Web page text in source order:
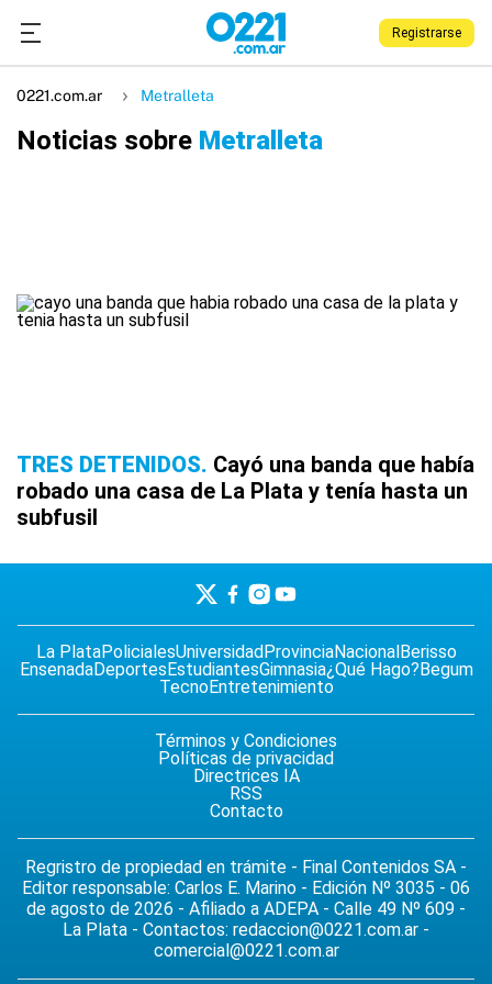
Registrarse
0221.com.ar Metralleta
Noticias sobre Metralleta
TRES DETENIDOS Cayó una banda que había
robado una casa de La Plata y tenía hasta un
subfusil
La PlataPolicialesUniversidadProvinciaNacionalBerisso
EnsenadaDeportesEstudiantesGimnasia¿Qué Hago?Begum
TecnoEntretenimiento
Términos y Condiciones
Políticas de privacidad
Directrices IA
RSS
Contacto
Regristro de propiedad en trámite - Final Contenidos SA -
Editor responsable: Carlos E. Marino - Edición Nº 3035 - 06
de agosto de 2026 - Afiliado a ADEPA - Calle 49 Nº 609 -
La Plata - Contactos: redaccion@0221.com.ar -
comercial@0221.com.ar